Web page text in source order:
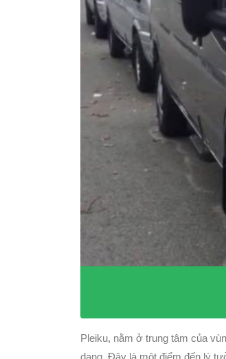
Pleiku, nằm ở trung tâm của
dạng. Đây là một điểm đến lý